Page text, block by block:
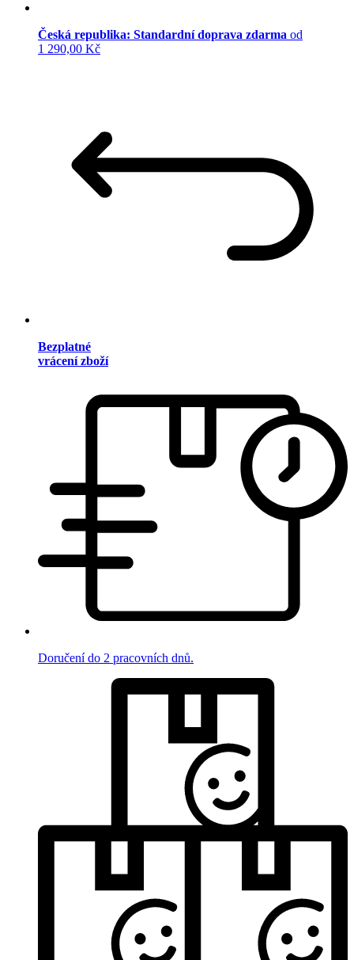
Česká republika: Standardní doprava zdarma od
1 290,00 Kč
Bezplatné
vrácení zboží
Doručení do 2 pracovních dnů.